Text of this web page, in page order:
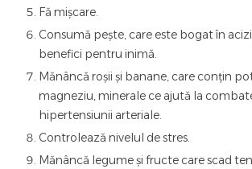
Fă mișcare.
Consumă pește, care este bogat în
benefici pentru inimă.
Mănâncă roșii și banane, care conțin
magneziu, minerale ce ajută la
hipertensiunii arteriale.
Controlează nivelul de stres.
Mănâncă legume și fructe care scad